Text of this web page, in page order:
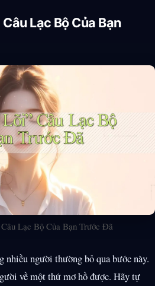
Câu Lạc Bộ Của Bạn
Lạc Bộ Của Bạn Trước Đã
nhiều người thường bỏ qua bước này.
về một thứ mơ hồ được. Hãy tự